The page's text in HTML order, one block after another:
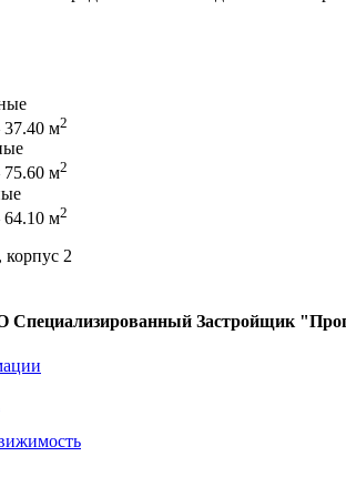
37.40 м2
75.60 м2
64.10 м2
корпус 2
Специализированный Застройщик